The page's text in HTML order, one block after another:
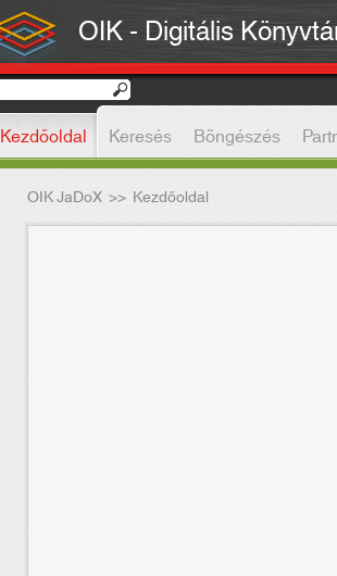
OIK - Digitális
Kezdőoldal Keresés Böngészés
OIK JaDoX >> Kezdőoldal